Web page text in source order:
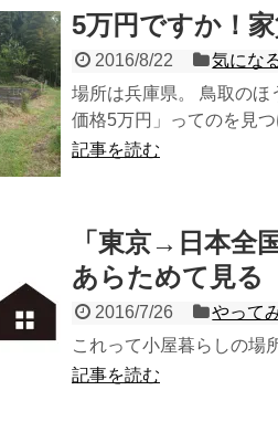
5万円ですか！
2016/8/22
気にな
場所は兵庫県。 鳥取のほ
価格5万円」ってのを見
記事を読む
「東京→日本全
あらためて見る
2016/7/26
やって
これって小屋暮らしの場
記事を読む